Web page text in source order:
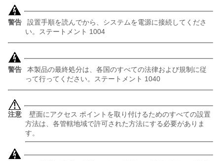
警告
設置手順を読んでから、システムを電源に接続してくださ
い。ステートメント 1004
警告
本製品の最終処分は、各国のすべての法律および規制に従
って行ってください。ステートメント 1040
注意
壁面にアクセス ポイントを取り付けるためのすべての設置
方法は、各管轄地域で許可された方法にする必要がありま
す。